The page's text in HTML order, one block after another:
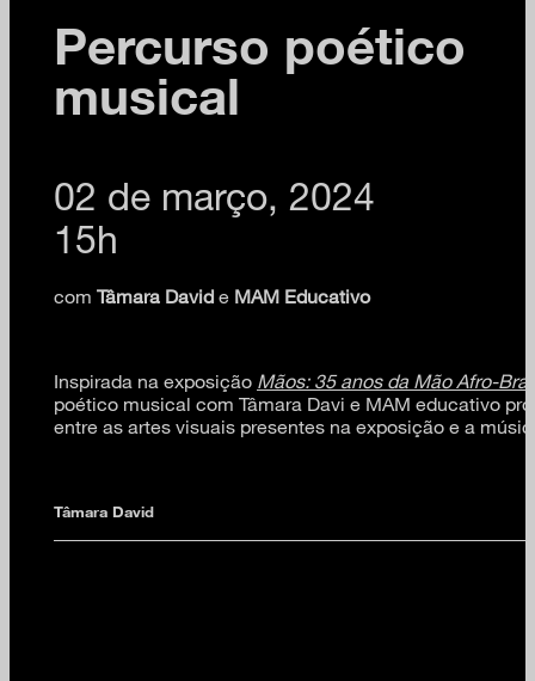
Percurso poético
musical
02 de março, 2024
15h
com Tâmara David e MAM Educativo
Inspirada na exposição Mãos: 35 anos da Mão Afro-
poético musical com Tâmara Davi e MAM educativo
entre as artes visuais presentes na exposição e a
Tâmara David